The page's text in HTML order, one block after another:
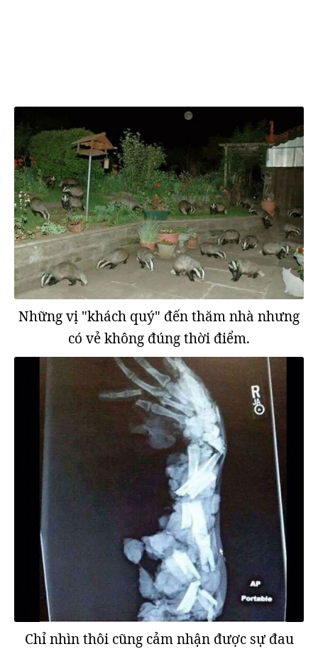
Những vị "khách quý" đến thăm nhà nhưng
có vẻ không đúng thời điểm.
Chỉ nhìn thôi cũng cảm nhận được sự đau